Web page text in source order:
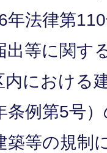
年法律第
出等に関す
内における
条例第5号
築等の規制